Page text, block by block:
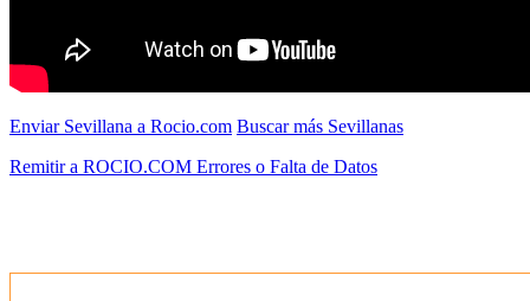
Enviar Sevillana a Rocio.com Buscar más Sevillanas
Remitir a ROCIO.COM Errores o Falta de Datos